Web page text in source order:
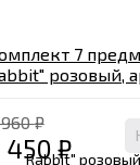
7
розовый,
₽
450₽